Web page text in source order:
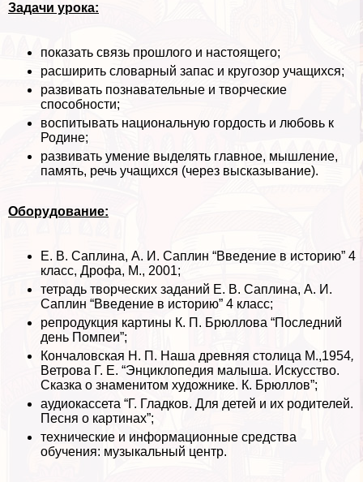
Задачи урока:
показать связь прошлого и настоящего;
расширить словарный запас и кругозор учащихся;
развивать познавательные и творческие
способности;
воспитывать национальную гордость и любовь к
Родине;
развивать умение выделять главное, мышление,
память, речь учащихся (через высказывание).
Оборудование:
Е. В. Саплина, А. И. Саплин “Введение в историю” 4
класс, Дрофа, М., 2001;
тетрадь творческих заданий Е. В. Саплина, А. И.
Саплин “Введение в историю” 4 класс;
репродукция картины К. П. Брюллова “Последний
день Помпеи”;
Кончаловская Н. П. Наша древняя столица М.,1954,
Ветрова Г. Е. “Энциклопедия малыша. Искусство.
Сказка о знаменитом художнике. К. Брюллов”;
аудиокассета “Г. Гладков. Для детей и их родителей.
Песня о картинах”;
технические и информационные средства
обучения: музыкальный центр.